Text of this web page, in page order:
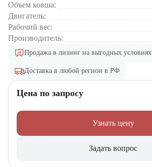
Объем ковша:
Двигатель:
Рабочий вес:
Производитель:
Продажа в лизинг на выгодных условиях
Доставка в любой регион в РФ
Цена по запросу
Узнать цену
Задать вопрос